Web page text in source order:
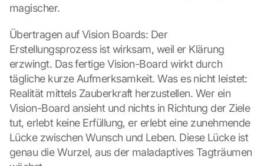
magischer.
Übertragen auf Vision Boards: Der
Erstellungsprozess ist wirksam, weil er Klärung
erzwingt. Das fertige Vision-Board wirkt durch
tägliche kurze Aufmerksamkeit. Was es nicht leistet:
Realität mittels Zauberkraft herzustellen. Wer ein
Vision-Board ansieht und nichts in Richtung der Ziele
tut, erlebt keine Erfüllung, er erlebt eine zunehmende
Lücke zwischen Wunsch und Leben. Diese Lücke ist
genau die Wurzel, aus der maladaptives Tagträumen